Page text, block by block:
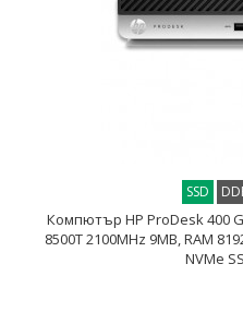
SSD
Компютър HP ProDesk 400
8500T 2100MHz 9MB, RAM
NVMe